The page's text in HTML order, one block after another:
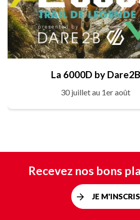
La 6000D by Dare2B
30 juillet au 1er août
Recevez nos bons
JE M'INSCRIS